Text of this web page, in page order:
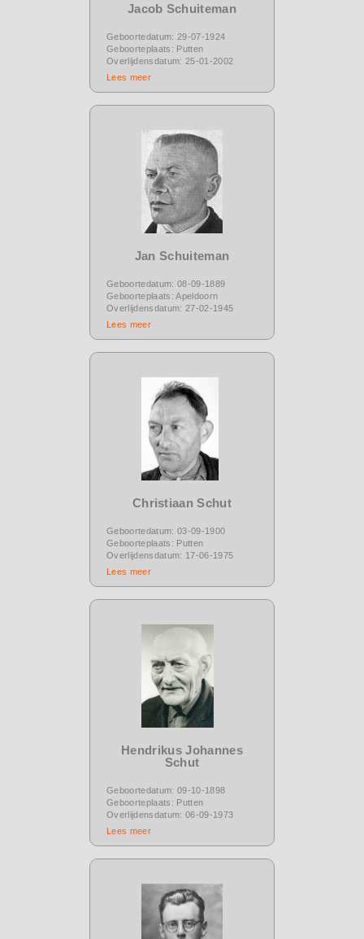
Jacob Schuiteman
Geboortedatum: 29-07-1924
Geboorteplaats: Putten
Overlijdensdatum: 25-01-2002
Lees meer
Jan Schuiteman
Geboortedatum: 08-09-1889
Geboorteplaats: Apeldoorn
Overlijdensdatum: 27-02-1945
Lees meer
Christiaan Schut
Geboortedatum: 03-09-1900
Geboorteplaats: Putten
Overlijdensdatum: 17-06-1975
Lees meer
Hendrikus Johannes
Schut
Geboortedatum: 09-10-1898
Geboorteplaats: Putten
Overlijdensdatum: 06-09-1973
Lees meer